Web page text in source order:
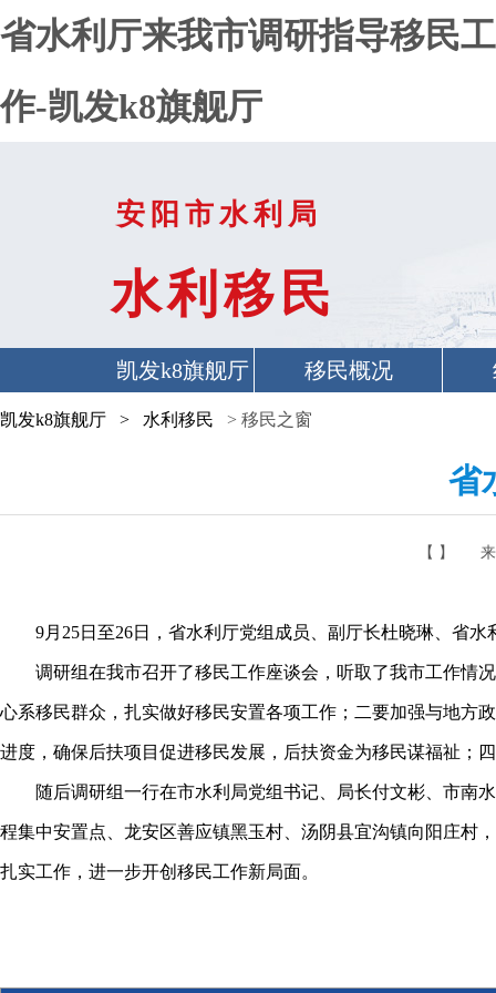
省水利厅来我市调研指导移民工
作-凯发k8旗舰厅
安阳市水利局
水利移民
凯发k8旗舰厅
首页
移民概况
凯发k8旗舰厅 > 水利移民 > 移民之窗
省
【 】
9月25日至26日，省水利厅党组成员、副厅长杜晓琳、省水
调研组在我市召开了移民工作座谈会，听取了我市工作情况
心系移民群众，扎实做好移民安置各项工作；二要加强与地方
进度，确保后扶项目促进移民发展，后扶资金为移民谋福祉；
随后调研组一行在市水利局党组书记、局长付文彬、市南水
程集中安置点、龙安区善应镇黑玉村、汤阴县宜沟镇向阳庄村
扎实工作，进一步开创移民工作新局面。